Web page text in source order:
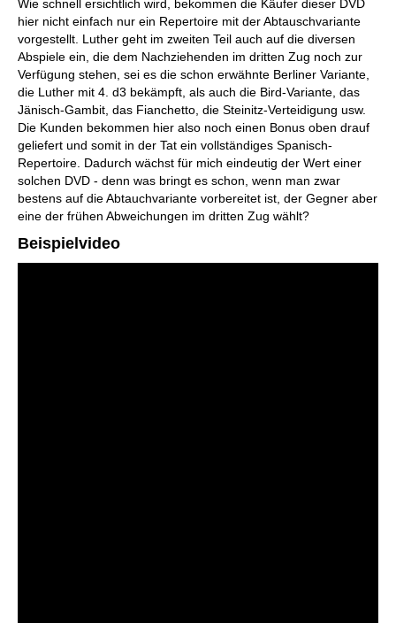
Wie schnell ersichtlich wird, bekommen die Käufer dieser DVD
hier nicht einfach nur ein Repertoire mit der Abtauschvariante
vorgestellt. Luther geht im zweiten Teil auch auf die diversen
Abspiele ein, die dem Nachziehenden im dritten Zug noch zur
Verfügung stehen, sei es die schon erwähnte Berliner Variante,
die Luther mit 4. d3 bekämpft, als auch die Bird-Variante, das
Jänisch-Gambit, das Fianchetto, die Steinitz-Verteidigung usw.
Die Kunden bekommen hier also noch einen Bonus oben drauf
geliefert und somit in der Tat ein vollständiges Spanisch-
Repertoire. Dadurch wächst für mich eindeutig der Wert einer
solchen DVD - denn was bringt es schon, wenn man zwar
bestens auf die Abtauchvariante vorbereitet ist, der Gegner aber
eine der frühen Abweichungen im dritten Zug wählt?
Beispielvideo